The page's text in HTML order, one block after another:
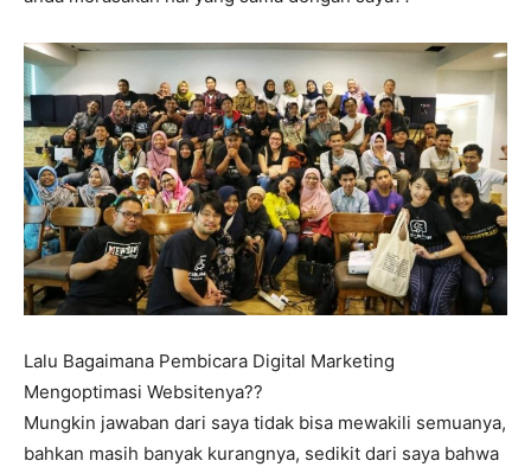
Lalu Bagaimana Pembicara Digital Marketing
Mengoptimasi Websitenya??
Mungkin jawaban dari saya tidak bisa mewakili semuanya,
bahkan masih banyak kurangnya, sedikit dari saya bahwa